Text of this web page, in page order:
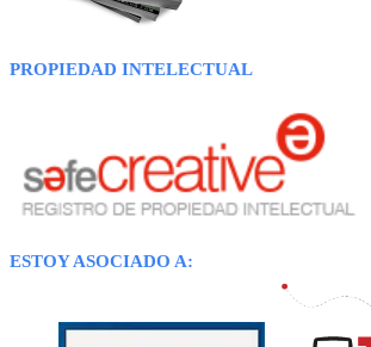
PROPIEDAD INTELECTUAL
ESTOY ASOCIADO A: